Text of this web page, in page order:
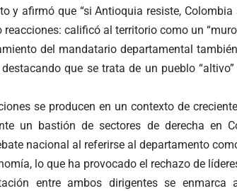
y afirmó que “si Antioquia resiste,
reacciones: calificó al territorio como un
del mandatario departamental
que se trata de un pueblo
se producen en un contexto de
un bastión de sectores de derecha en
nacional al referirse al departamento
lo que ha provocado el rechazo de
entre ambos dirigentes se